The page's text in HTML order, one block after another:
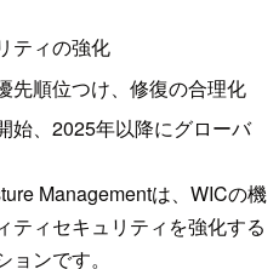
ティの強化
先順位つけ、修復の合理化
始、2025年以降にグローバ
Managementは、WICの機
ティセキュリティを強化する
ンです。